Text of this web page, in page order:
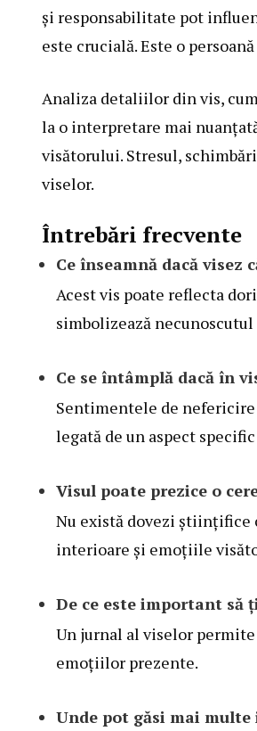
și responsabilitate pot
este crucială. Este o
Analiza detaliilor din vis,
la o interpretare mai
visătorului. Stresul,
viselor.
Întrebări frecvente
Ce înseamnă dacă visez
Acest vis poate reflecta
simbolizează
Ce se întâmplă dacă în
Sentimentele de nefericire
legată de un aspect
Visul poate prezice o
Nu există dovezi științifice
interioare și emoțiile
De ce este important să
Un jurnal al viselor
emoțiilor prezente.
Unde pot găsi mai